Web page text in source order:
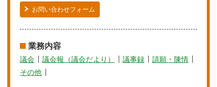
お問い合わせフォーム
業務内容
議会 議会報（議会だより） 議事録
請願・陳情
その他